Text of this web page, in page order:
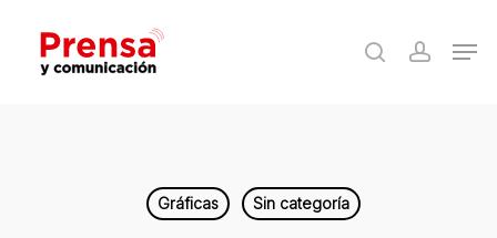
main
search
Gráficas Sin categoría